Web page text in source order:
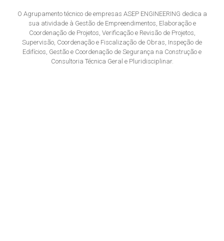
O Agrupamento técnico de empresas ASEP ENGINEERING dedica a
sua atividade à Gestão de Empreendimentos, Elaboração e
Coordenação de Projetos, Verificação e Revisão de Projetos,
Supervisão, Coordenação e Fiscalização de Obras, Inspeção de
Edifícios, Gestão e Coordenação de Segurança na Construção e
Consultoria Técnica Geral e Pluridisciplinar.